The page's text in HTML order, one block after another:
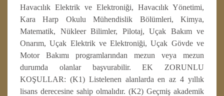
Havacılık Elektrik ve Elektroniği, Havacılık Yönetimi,
Kara Harp Okulu Mühendislik Bölümleri, Kimya,
Matematik, Nükleer Bilimler, Pilotaj, Uçak Bakım ve
Onarım, Uçak Elektrik ve Elektroniği, Uçak Gövde ve
Motor Bakımı programlarından mezun veya mezun
durumda olanlar başvurabilir. EK ZORUNLU
KOŞULLAR: (K1) Listelenen alanlarda en az 4 yıllık
lisans derecesine sahip olmalıdır. (K2) Geçmiş akademik